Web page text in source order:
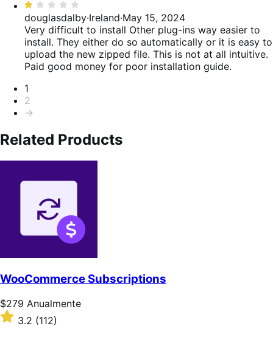
Classificado
com
1
de
5
douglasdalby·Ireland·May 15, 2024
Very difficult to install Other plug-ins way easier to
install. They either do so automatically or it is easy to
upload the new zipped file. This is not at all intuitive.
Paid good money for poor installation guide.
Paginação
1
2
→
Related Products
WooCommerce Subscriptions
Preço:
$279
Anualmente
$279 Anualmente
Classificado
com
3.2 (112)